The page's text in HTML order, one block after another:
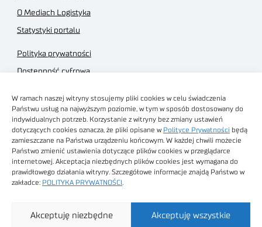
W ramach naszej witryny stosujemy pliki cookies w celu świadczenia
Państwu usług na najwyższym poziomie, w tym w sposób dostosowany do
indywidualnych potrzeb. Korzystanie z witryny bez zmiany ustawień
dotyczących cookies oznacza, że pliki opisane w Polityce Prywatności będą
zamieszczane na Państwa urządzeniu końcowym. W każdej chwili możecie
Państwo zmienić ustawienia dotyczące plików cookies w przeglądarce
internetowej. Akceptacja niezbędnych plików cookies jest wymagana do
prawidłowego działania witryny. Szczegółowe informacje znajdą Państwo w
zakładce: POLITYKA PRYWATNOŚCI
Akceptuję wszystkie
Akceptuję niezbędne
O Mediach Logistyka
Statystyki portalu
Polityka prywatności
Dostępność cyfrowa
Regulamin sklepu
Obrazy stockowe
autorstwa
Technologiczny